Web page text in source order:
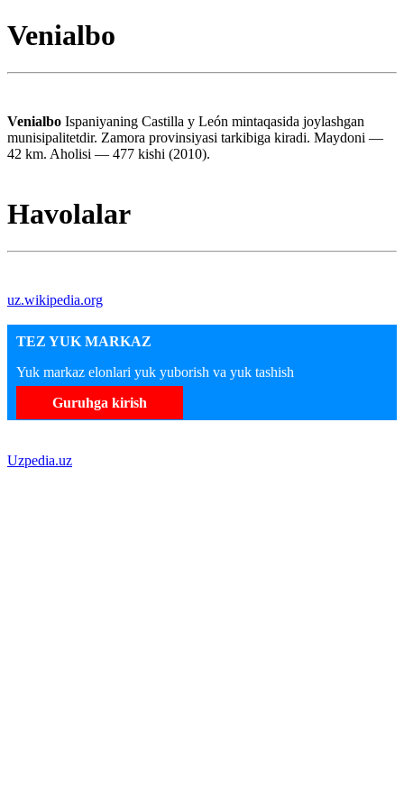
Venialbo
Venialbo Ispaniyaning Castilla y León mintaqasida joylashgan
munisipalitetdir. Zamora provinsiyasi tarkibiga kiradi. Maydoni —
42 km. Aholisi — 477 kishi (2010).
Havolalar
uz.wikipedia.org
TEZ YUK MARKAZ
Yuk markaz elonlari yuk yuborish va yuk tashish
Guruhga kirish
Uzpedia.uz